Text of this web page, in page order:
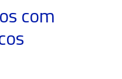
com